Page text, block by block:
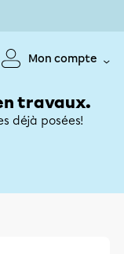
Mon compte
travaux.
déjà posées!